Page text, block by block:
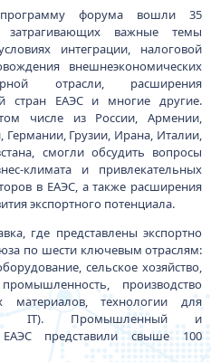
форума вошли 35
затрагивающих важные темы
интеграции, налоговой
внешнеэкономических
отрасли, расширения
стран ЕАЭС и многие другие.
числе из России, Армении,
Германии, Грузии, Ирана, Италии,
смогли обсудить вопросы
климата и привлекательных
в ЕАЭС, а также расширения
экспортного потенциала.
где представлены экспортно
по шести ключевым отраслям:
сельское хозяйство,
производство
материалов, технологии для
IT). Промышленный и
представили свыше 100